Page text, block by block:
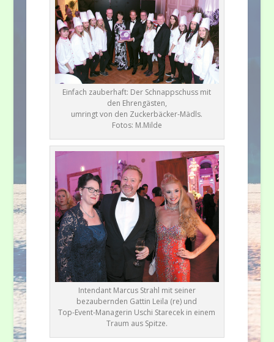
Einfach zauberhaft: Der Schnappschuss mit
den Ehrengästen,
umringt von den Zuckerbäcker-Mädls.
Fotos: M.Milde
Intendant Marcus Strahl mit seiner
bezaubernden Gattin Leila (re) und
Top-Event-Managerin Uschi Starecek in einem
Traum aus Spitze.